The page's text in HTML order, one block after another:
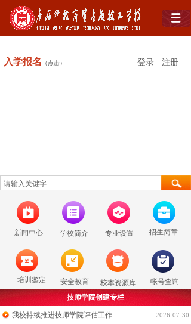
入学报名 （点击） 登录 注册
安全教育 校本资源库
专业设置
新闻中心 学校简介
培训鉴定 帐号查询
招生简章
技师学院创建专栏
我校持续推进技师学院评估工作 2026-07-30